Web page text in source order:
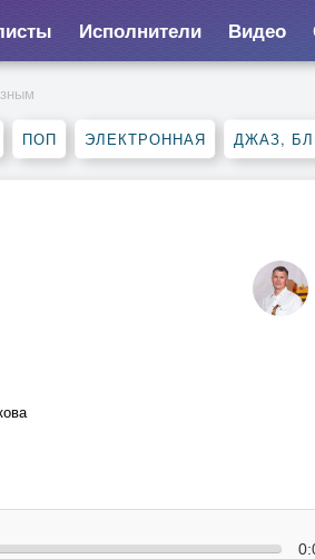
Исполнители Видео
ПОП ЭЛЕКТРОННАЯ ДЖАЗ,